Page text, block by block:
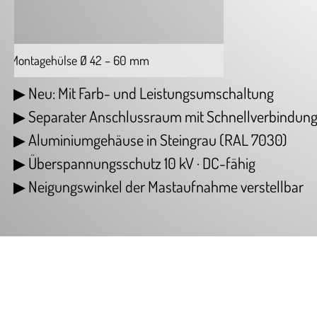
Montagehülse Ø 42 – 60 mm
Neu: Mit Farb- und Leistungsumschaltung
Separater Anschlussraum mit Schnellverbindung
Aluminiumgehäuse in Steingrau (RAL 7030)
Überspannungsschutz10 kV · DC-fähig
Neigungswinkel der Mastaufnahme verstellbar